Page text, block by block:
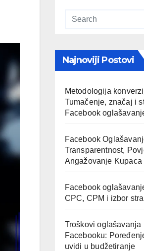
Najnoviji Postovi
Metodologija
Tumačenje, značaj i
Facebook
Facebook
Transparentnost,
Angažovanje Kupaca
Facebook
CPC, CPM i izbor
Troškovi oglašavanja
Facebooku:
uvidi u budžetiranje